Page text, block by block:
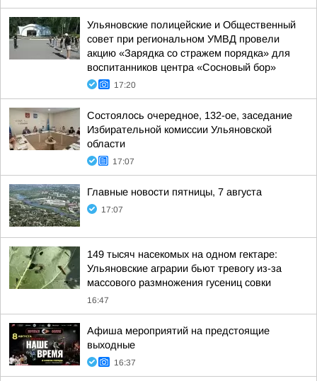
Ульяновские полицейские и Общественный
совет при региональном УМВД провели
акцию «Зарядка со стражем порядка» для
воспитанников центра «Сосновый бор»
17:20
Состоялось очередное, 132-ое, заседание
Избирательной комиссии Ульяновской
области
17:07
Главные новости пятницы, 7 августа
17:07
149 тысяч насекомых на одном гектаре:
Ульяновские аграрии бьют тревогу из-за
массового размножения гусениц совки
16:47
Афиша мероприятий на предстоящие
выходные
16:37